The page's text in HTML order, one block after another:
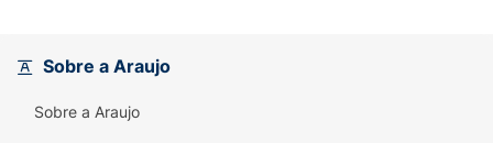
Sobre a Araujo
Sobre a Araujo